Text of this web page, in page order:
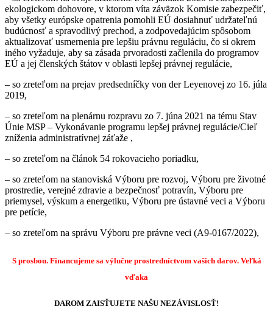
ekologickom dohovore, v ktorom víta záväzok Komisie zabezpečiť,
aby všetky európske opatrenia pomohli EÚ dosiahnuť udržateľnú
budúcnosť a spravodlivý prechod, a zodpovedajúcim spôsobom
aktualizovať usmernenia pre lepšiu právnu reguláciu, čo si okrem
iného vyžaduje, aby sa zásada prvoradosti začlenila do programov
EÚ a jej členských štátov v oblasti lepšej právnej regulácie,
– so zreteľom na prejav predsedníčky von der Leyenovej zo 16. júla
2019,
– so zreteľom na plenárnu rozpravu zo 7. júna 2021 na tému Stav
Únie MSP – Vykonávanie programu lepšej právnej regulácie/Cieľ
zníženia administratívnej záťaže ,
– so zreteľom na článok 54 rokovacieho poriadku,
– so zreteľom na stanoviská Výboru pre rozvoj, Výboru pre životné
prostredie, verejné zdravie a bezpečnosť potravín, Výboru pre
priemysel, výskum a energetiku, Výboru pre ústavné veci a Výboru
pre petície,
– so zreteľom na správu Výboru pre právne veci (A9-0167/2022),
S prosbou. Financujeme sa výlučne prostredníctvom vašich darov. Veľká
vďaka
DAROM ZAISŤUJETE NAŠU NEZÁVISLOSŤ!